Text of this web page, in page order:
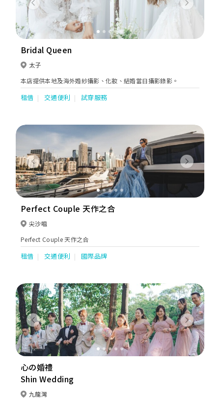
Previous Next
Bridal Queen
太子
本店提供本地及海外婚紗攝影、化妝、結婚當日攝影錄影。
租借 交通便利 試穿服務
Previous Next
Perfect Couple 天作之合
尖沙咀
Perfect Couple 天作之合
租借 交通便利 國際品牌
Previous Next
心の婚禮
Shin Wedding
九龍灣